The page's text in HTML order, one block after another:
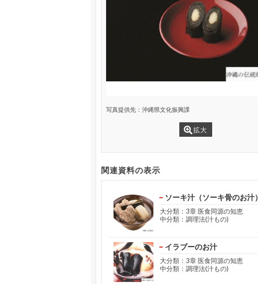
写真提供先：沖縄県文化振興課
拡大
関連資料の表示
ソーキ汁（ソーキ骨のお汁）
大分類：3章 医食同源の知恵
中分類：調理法(汁もの)
イラブーのお汁
大分類：3章 医食同源の知恵
中分類：調理法(汁もの)